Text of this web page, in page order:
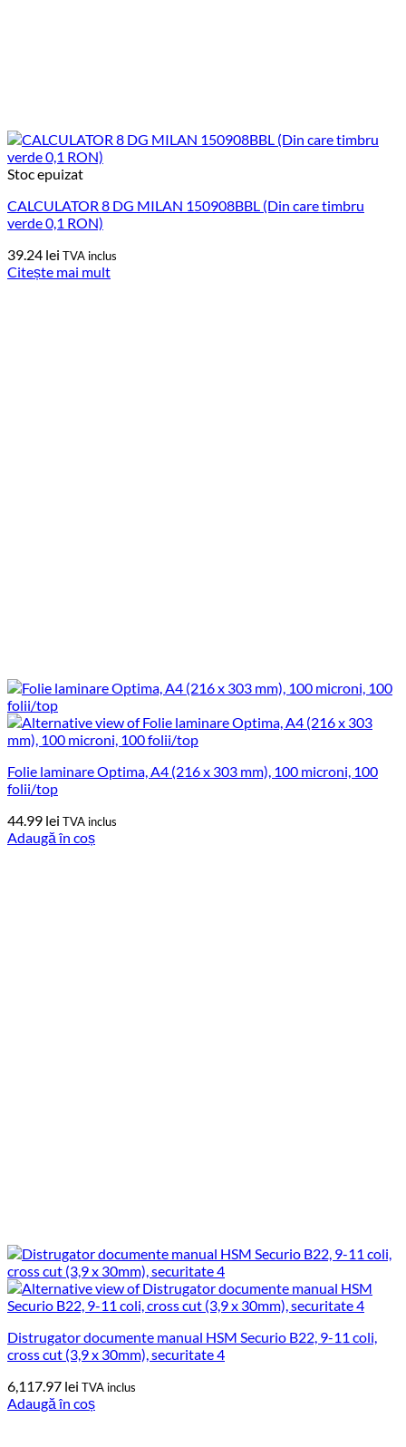
Stoc epuizat
CALCULATOR 8 DG MILAN 150908BBL (Din care timbru
verde 0,1 RON)
39.24 lei TVA inclus
Citește mai mult
Folie laminare Optima, A4 (216 x 303 mm), 100 microni, 100
folii/top
44.99 lei TVA inclus
Adaugă în coș
Distrugator documente manual HSM Securio B22, 9-11 coli,
cross cut (3,9 x 30mm), securitate 4
6,117.97 lei TVA inclus
Adaugă în coș